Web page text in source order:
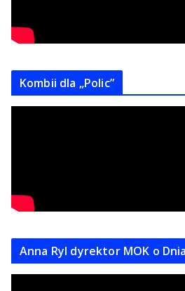
Kombii dla „Polic”
Anna Ryl dyrektor MOK o